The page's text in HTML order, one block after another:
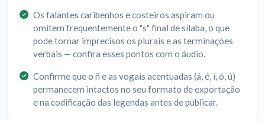
Os falantes caribenhos e costeiros aspiram ou
omitem frequentemente o "s" final de sílaba, o que
pode tornar imprecisos os plurais e as terminações
verbais — confira esses pontos com o áudio.
Confirme que o ñ e as vogais acentuadas (á, é, í, ó, ú)
permanecem intactos no seu formato de exportação
e na codificação das legendas antes de publicar.